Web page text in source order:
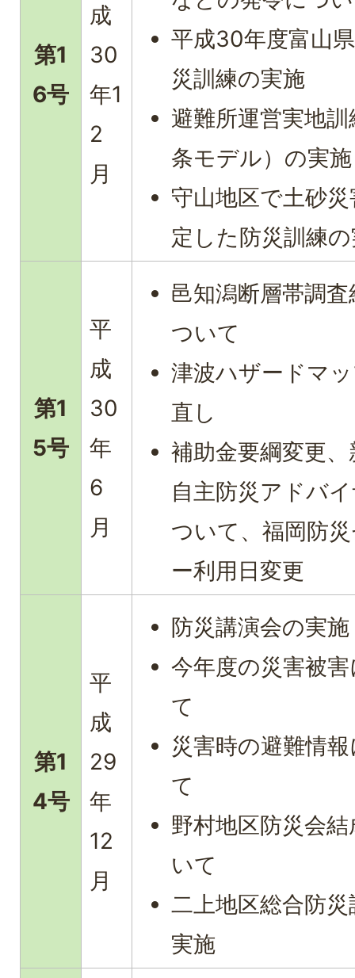
第1
6号
成
30
年1
2
月
平成30年度富山
災訓練の実施
避難所運営実地
条モデル）の実施
守山地区で土砂
定した防災訓練
第1
5号
平
成
30
年
6
月
邑知潟断層帯調
ついて
津波ハザードマ
直し
補助金要綱変更
自主防災アドバ
ついて、福岡防
ー利用日変更
第1
4号
平
成
29
年
12
月
防災講演会の実施
今年度の災害被
て
災害時の避難情
て
野村地区防災会
いて
二上地区総合防
実施